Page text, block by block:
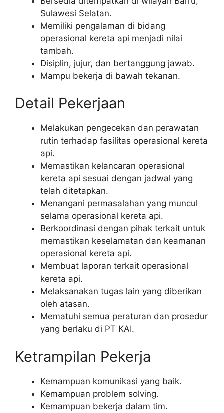
Sulawesi Selatan.
Memiliki pengalaman di bidang
operasional kereta api menjadi nilai
tambah.
Disiplin, jujur, dan bertanggung jawab.
Mampu bekerja di bawah tekanan.
Detail Pekerjaan
Melakukan pengecekan dan perawatan
rutin terhadap fasilitas operasional kereta
api.
Memastikan kelancaran operasional
kereta api sesuai dengan jadwal yang
telah ditetapkan.
Menangani permasalahan yang muncul
selama operasional kereta api.
Berkoordinasi dengan pihak terkait untuk
memastikan keselamatan dan keamanan
operasional kereta api.
Membuat laporan terkait operasional
kereta api.
Melaksanakan tugas lain yang diberikan
oleh atasan.
Mematuhi semua peraturan dan prosedur
yang berlaku di PT KAI.
Ketrampilan Pekerja
Kemampuan komunikasi yang baik.
Kemampuan problem solving.
Kemampuan bekerja dalam tim.